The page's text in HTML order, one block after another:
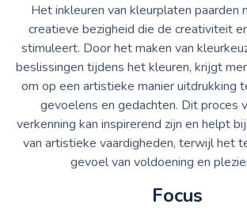
Het inkleuren van kleurplaten paarden
creatieve bezigheid die de creativiteit
stimuleert. Door het maken van
beslissingen tijdens het kleuren, krijgt
om op een artistieke manier uitdrukking
gevoelens en gedachten. Dit proces
verkenning kan inspirerend zijn en helpt
van artistieke vaardigheden, terwijl het
gevoel van voldoening en
Focus